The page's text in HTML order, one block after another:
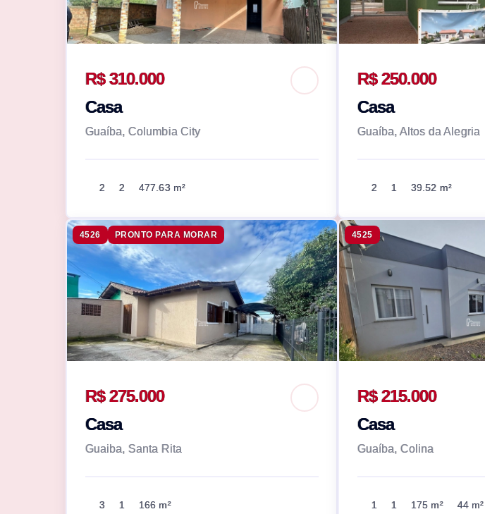
R$ 310.000
Casa
Guaíba, Columbia City
2 2 477.63 m²
R$ 250.000
Casa
Guaíba, Altos da Alegria
2 1 39.52 m²
4526 PRONTO PARA MORAR
R$ 275.000
Casa
Guaiba, Santa Rita
3 1 166 m²
4525
R$ 215.000
Casa
Guaíba, Colina
1 1 175 m² 44 m²